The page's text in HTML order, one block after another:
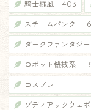
騎士様風 403
スチームパンク
ダークファンタジー
ロボット機械系
コスプレ
ゾディアックウェポ